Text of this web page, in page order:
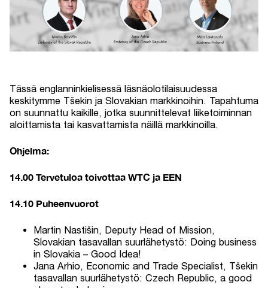
Tässä englanninkielisessä läsnäolotilaisuudessa
keskitymme Tšekin ja Slovakian markkinoihin. Tapahtuma
on suunnattu kaikille, jotka suunnittelevat liiketoiminnan
aloittamista tai kasvattamista näillä markkinoilla.
Ohjelma:
14.00 Tervetuloa toivottaa WTC ja EEN
14.10 Puheenvuorot
Martin Nastišin, Deputy Head of Mission,
Slovakian tasavallan suurlähetystö: Doing business
in Slovakia – Good Idea!
Jana Arhio, Economic and Trade Specialist, Tšekin
tasavallan suurlähetystö: Czech Republic, a good